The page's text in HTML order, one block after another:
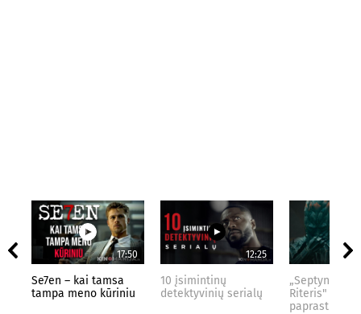
17:50
Se7en – kai tamsa
tampa meno kūriniu
12:25
10 įsimintinų
detektyvinių serialų
„Septynių
Riteris" – kai
paprastumas